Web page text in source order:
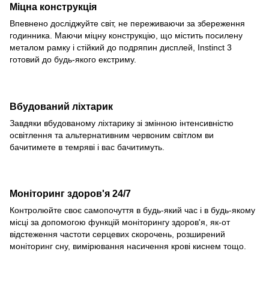
Міцна конструкція
Впевнено досліджуйте світ, не переживаючи за збереження
годинника. Маючи міцну конструкцію, що містить посилену
металом рамку і стійкий до подряпин дисплей, Instinct 3
готовий до будь-якого екстриму.
Вбудований ліхтарик
Завдяки вбудованому ліхтарику зі змінною інтенсивністю
освітлення та альтернативним червоним світлом ви
бачитимете в темряві і вас бачитимуть.
Моніторинг здоров'я 24/7
Контролюйте своє самопочуття в будь-який час і в будь-якому
місці за допомогою функцій моніторингу здоров'я, як-от
відстеження частоти серцевих скорочень, розширений
моніторинг сну, вимірювання насичення крові киснем тощо.